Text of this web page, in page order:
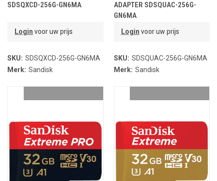
SDSQXCD-256G-GN6MA
Login voor uw prijs
SKU: SDSQXCD-256G-GN6MA
Merk: Sandisk
ADAPTER SDSQUAC-256G-
GN6MA
Login voor uw prijs
SKU: SDSQUAC-256G-GN6MA
Merk: Sandisk